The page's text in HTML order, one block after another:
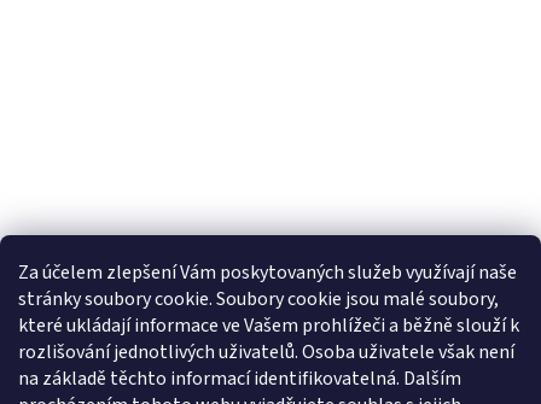
Za účelem zlepšení Vám poskytovaných služeb využívají naše
stránky soubory cookie. Soubory cookie jsou malé soubory,
které ukládají informace ve Vašem prohlížeči a běžně slouží k
rozlišování jednotlivých uživatelů. Osoba uživatele však není
na základě těchto informací identifikovatelná. Dalším
Sledovat na Instagramu
Farmářský koutek Heuréka.cz Zboží.cz Google nákupy